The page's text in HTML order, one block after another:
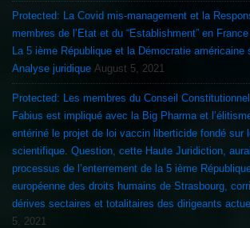
Protected: La Covid mis-management et la
membres de l’Etat et du “Establishment” en
La 5 ième République et la Démocratie américaine
Analyse juridique August 5, 2021
Protected: Les membres du Conseil
Fabius est impliqué avec la Big Pharma et
entériné le projet de loi vaccin liberticide fondé sur
scientifique. Question, cette Haute Juridiction,
processus de l’enterrement de la 5 ième
européenne des droits humains de Strasbourg,
dérives sectaires et totalitaires des dirigeants
5, 2021